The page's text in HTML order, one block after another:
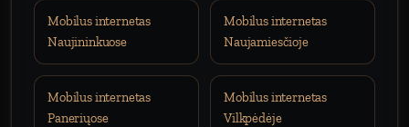
Mobilus internetas
Naujininkuose
Mobilus internetas
Naujamiesčioje
Mobilus internetas
Paneriųose
Mobilus internetas
Vilkpėdėje